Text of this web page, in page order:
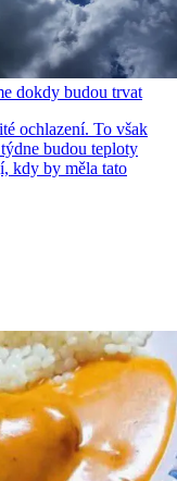
dokdy budou trvat
ochlazení. To však
budou teploty
kdy by měla tato